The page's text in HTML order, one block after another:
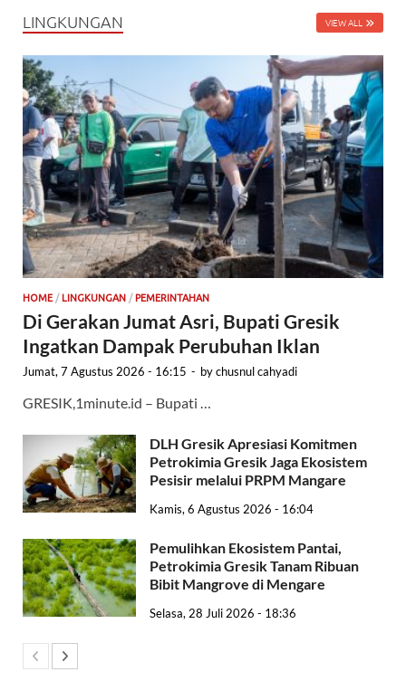
LINGKUNGAN VIEW ALL
HOME / LINGKUNGAN / PEMERINTAHAN
Di Gerakan Jumat Asri, Bupati Gresik
Ingatkan Dampak Perubuhan Iklan
Jumat, 7 Agustus 2026 - 16:15 - bychusnul cahyadi
GRESIK,1minute.id – Bupati …
DLH Gresik Apresiasi Komitmen
Petrokimia Gresik Jaga Ekosistem
Pesisir melalui PRPM Mangare
Kamis, 6 Agustus 2026 - 16:04
Pemulihkan Ekosistem Pantai,
Petrokimia Gresik Tanam Ribuan
Bibit Mangrove di Mengare
Selasa, 28 Juli 2026 - 18:36